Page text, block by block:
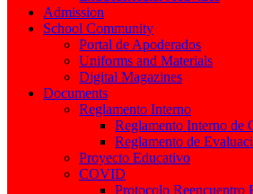
Admission
School Community
Portal de Apoderados
Uniforms and Materials
Digital Magazines
Documents
Reglamento Interno
Reglamento Interno de
Reglamento de
Proyecto Educativo
COVID
Protocolo Reencuentro